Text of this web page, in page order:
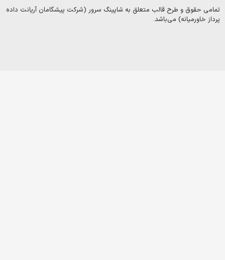
و طرح قالب متعلق به شاپینگ سرور (شرکت پیشگامان آریانت داده
می‌باشد.
Copyright